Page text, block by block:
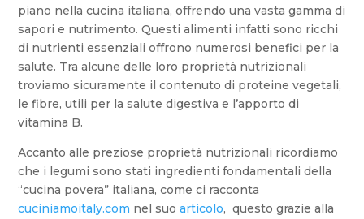
piano nella cucina italiana, offrendo una vasta gamma di
sapori e nutrimento. Questi alimenti infatti sono ricchi
di nutrienti essenziali offrono numerosi benefici per la
salute. Tra alcune delle loro proprietà nutrizionali
troviamo sicuramente il contenuto di proteine vegetali,
le fibre, utili per la salute digestiva e l’apporto di
vitamina B.
Accanto alle preziose proprietà nutrizionali ricordiamo
che i legumi sono stati ingredienti fondamentali della
“cucina povera” italiana, come ci racconta
cuciniamoitaly.com nel suoarticolo, questo grazie alla